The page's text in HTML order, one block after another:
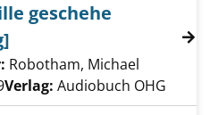
geschehe
Robotham, Michael
Verlag: Audiobuch OHG